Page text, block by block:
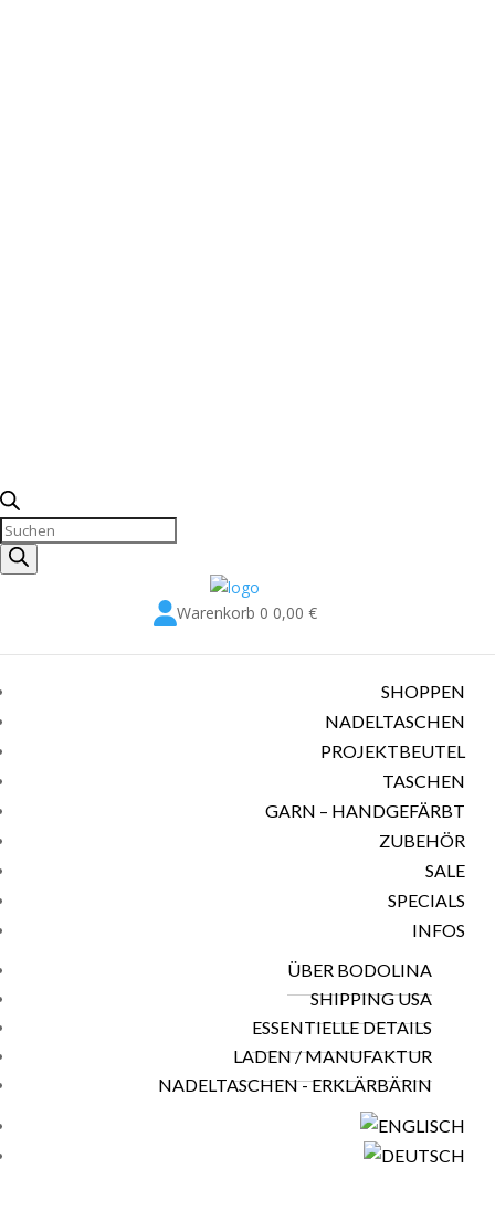
Produkte
suchen
Warenkorb 0 0,00 €
SHOPPEN
NADELTASCHEN
PROJEKTBEUTEL
TASCHEN
GARN – HANDGEFÄRBT
ZUBEHÖR
SALE
SPECIALS
INFOS
ÜBER BODOLINA
SHIPPING USA
ESSENTIELLE DETAILS
LADEN / MANUFAKTUR
NADELTASCHEN - ERKLÄRBÄRIN